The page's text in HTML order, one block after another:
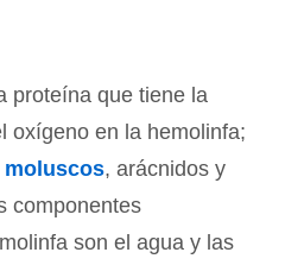
proteína que tiene la
oxígeno en la hemolinfa;
moluscos, arácnidos y
componentes
son el agua y las